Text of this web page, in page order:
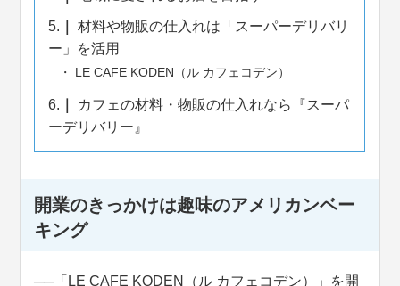
5.
材料や物販の仕入れは「スーパーデリバリ
ー」を活用
LE CAFE KODEN（ル カフェコデン）
6.
カフェの材料・物販の仕入れなら『スーパ
ーデリバリー』
開業のきっかけは趣味のアメリカンベー
キング
──「LE CAFE KODEN（ル カフェコデン）」を開